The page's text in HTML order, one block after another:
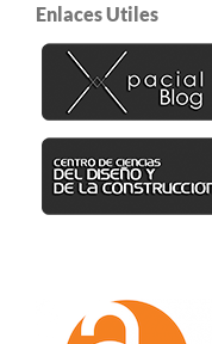
Enlaces Utiles